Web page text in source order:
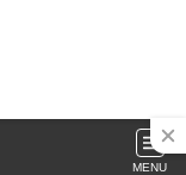
MENU